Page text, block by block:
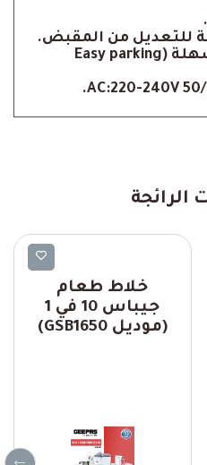
للتعديل من المقبض.
الملحقات: فوهة ركن سهلة (Easy parking
الرائجة
خلاط طعام
جيباس 10 في 1
(موديل GSB1650)